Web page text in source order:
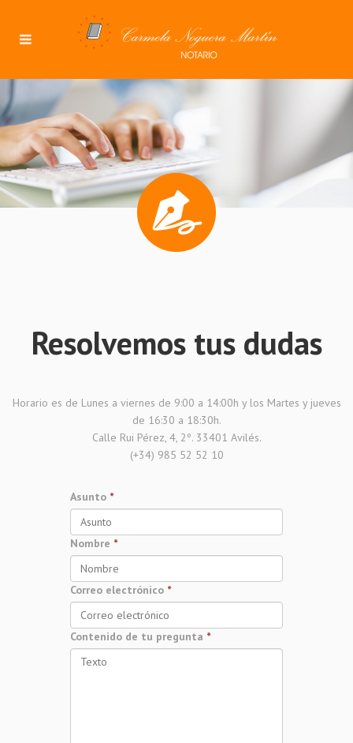
Resolvemos tus dudas
Horario es de Lunes a viernes de 9:00 a 14:00h y los Martes y jueves
de 16:30 a 18:30h.
Calle Rui Pérez, 4, 2º. 33401 Avilés.
(+34) 985 52 52 10
Asunto *
Nombre *
Correo electrónico *
Contenido de tu pregunta *